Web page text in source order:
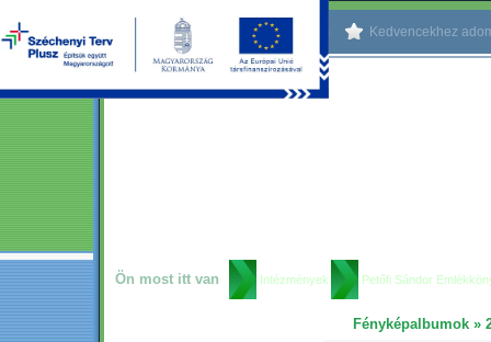
Kezdőlapnak beállítom Kedvencekhez
Ön most itt van Intézmények Petőfi Sándor
Fényképalbumok »